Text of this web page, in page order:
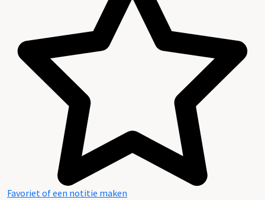
Favoriet of een notitie maken